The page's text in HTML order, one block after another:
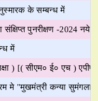
के सम्बन्ध में
संक्षिप्त पुनरीक्षण -2024
में
) [( सीएम० ई० एच )
मे "मुखमंत्री कन्या